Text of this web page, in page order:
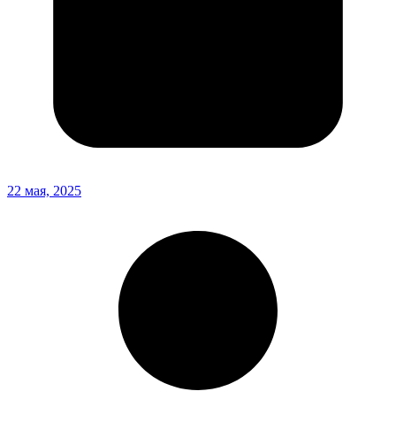
22 мая, 2025